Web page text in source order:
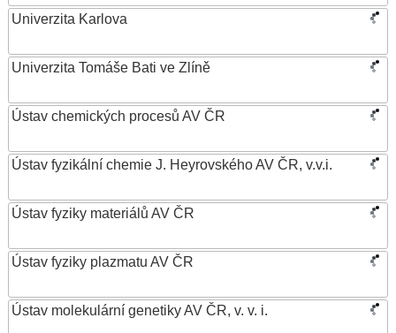
Univerzita Karlova
Univerzita Tomáše Bati ve Zlíně
Ústav chemických procesů AV ČR
Ústav fyzikální chemie J. Heyrovského AV ČR, v.v.i.
Ústav fyziky materiálů AV ČR
Ústav fyziky plazmatu AV ČR
Ústav molekulární genetiky AV ČR, v. v. i.